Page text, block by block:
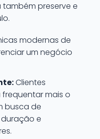
preserve e
modernas de
um negócio
Clientes
mais o
busca de
e